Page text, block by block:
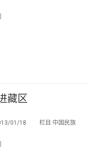
藏区
:2013/01/18 栏目:中国民族